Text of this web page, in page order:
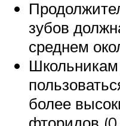
зубов
среднем
более